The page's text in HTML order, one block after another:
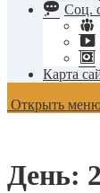
Соц.
Карта
Открыть
День: